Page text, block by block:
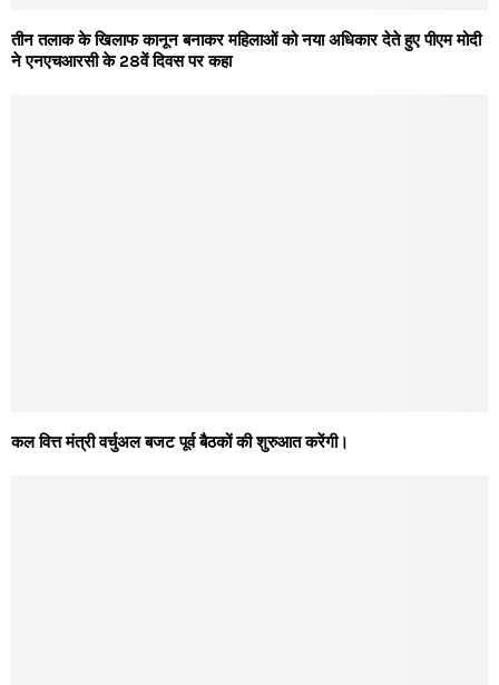
तीन तलाक के खिलाफ कानून बनाकर महिलाओं को नया अधिकार देते हुए पीएम मोदी
ने एनएचआरसी के 28वें दिवस पर कहा
कल वित्त मंत्री वर्चुअल बजट पूर्व बैठकों की शुरुआत करेंगी।